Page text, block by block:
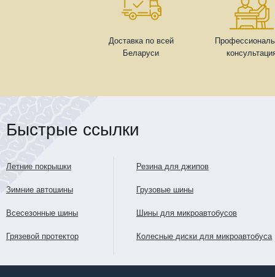
Доставка по всей
Беларуси
Быстрые ссылки
Летние покрышки
Зимние автошины
Всесезонные шины
Грязевой протектор
Резина для джипов
Грузовые шины
Шины для микроавтобусов
Колесные диски для микроавтобуса